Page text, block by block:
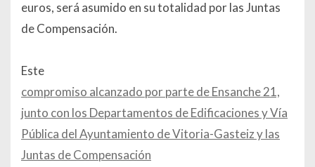
euros, será asumido en su totalidad por las Juntas
de Compensación.
Este
compromiso alcanzado por parte de Ensanche 21,
junto con los Departamentos de Edificaciones y Vía
Pública del Ayuntamiento de Vitoria-Gasteiz y las
Juntas de Compensación